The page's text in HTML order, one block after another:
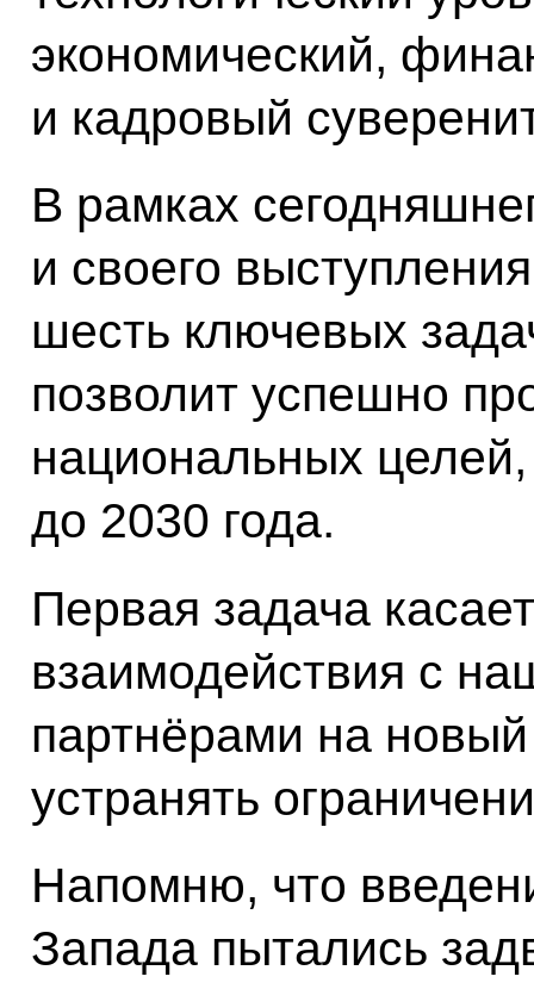
экономический,
и кадровый
В рамках
и своего
шесть ключевых
позволит успешно
национальных
до 2030 года.
Первая задача
взаимодействия с
партнёрами на
устранять
Напомню, что
Запада пытались